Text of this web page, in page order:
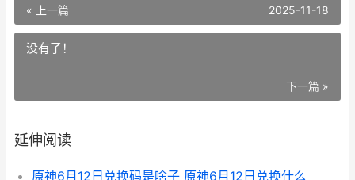
« 上一篇 2025-11-18
没有了！
下一篇 »
延伸阅读
原神6月12日兑换码是啥子 原神6月12日兑换什么